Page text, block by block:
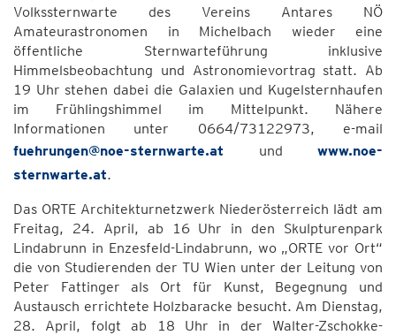
Volkssternwarte des Vereins Antares NÖ
Amateurastronomen in Michelbach wieder eine
öffentliche Sternwarteführung inklusive
Himmelsbeobachtung und Astronomievortrag statt. Ab
19 Uhr stehen dabei die Galaxien und Kugelsternhaufen
im Frühlingshimmel im Mittelpunkt. Nähere
Informationen unter 0664/73122973, e-mail
fuehrungen@noe-sternwarte.at und www.noe-
sternwarte.at.
Das ORTE Architekturnetzwerk Niederösterreich lädt am
Freitag, 24. April, ab 16 Uhr in den Skulpturenpark
Lindabrunn in Enzesfeld-Lindabrunn, wo „ORTE vor Ort“
die von Studierenden der TU Wien unter der Leitung von
Peter Fattinger als Ort für Kunst, Begegnung und
Austausch errichtete Holzbaracke besucht. Am Dienstag,
28. April, folgt ab 18 Uhr in der Walter-Zschokke-